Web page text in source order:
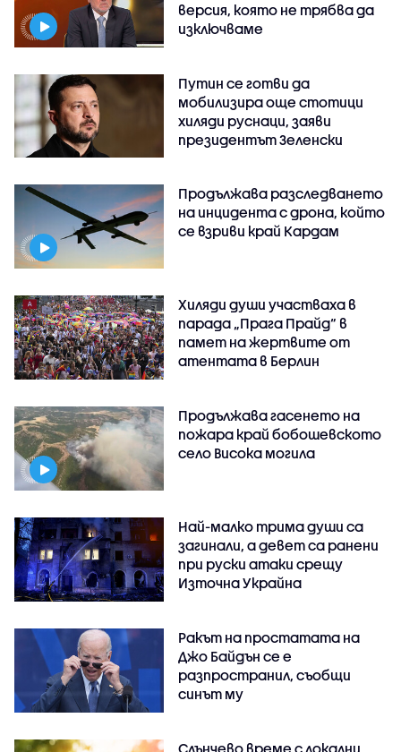
версия, която не трябва да
изключваме
Путин се готви да
мобилизира още стотици
хиляди руснаци, заяви
президентът Зеленски
Продължава разследването
на инцидента с дрона, който
се взриви край Кардам
Хиляди души участваха в
парада „Прага Прайд“ в
памет на жертвите от
атентата в Берлин
Продължава гасенето на
пожара край бобошевското
село Висока могила
Най-малко трима души са
загинали, а девет са ранени
при руски атаки срещу
Източна Украйна
Ракът на простатата на
Джо Байдън се е
разпространил, съобщи
синът му
Слънчево време с локални